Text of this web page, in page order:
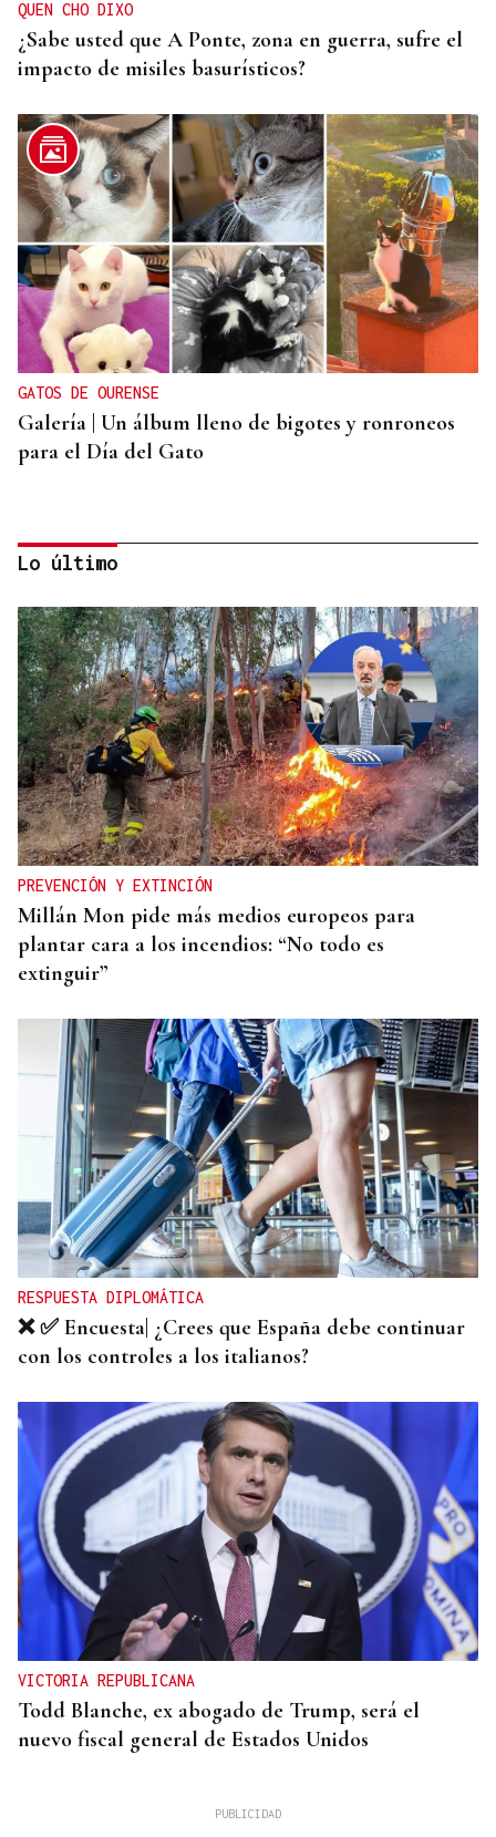
QUEN CHO DIXO
¿Sabe usted que A Ponte, zona en guerra, sufre el
impacto de misiles basurísticos?
GATOS DE OURENSE
Galería | Un álbum lleno de bigotes y ronroneos
para el Día del Gato
PARA EL ARREGLO INTEGRAL
Oporto, el modelo a seguir para recuperar el
casco histórico de Ourense
Lo último
PREVENCIÓN Y EXTINCIÓN
Millán Mon pide más medios europeos para
plantar cara a los incendios: “No todo es
extinguir”
RESPUESTA DIPLOMÁTICA
❌ ✅ Encuesta| ¿Crees que España debe continuar
con los controles a los italianos?
VICTORIA REPUBLICANA
Todd Blanche, ex abogado de Trump, será el
nuevo fiscal general de Estados Unidos